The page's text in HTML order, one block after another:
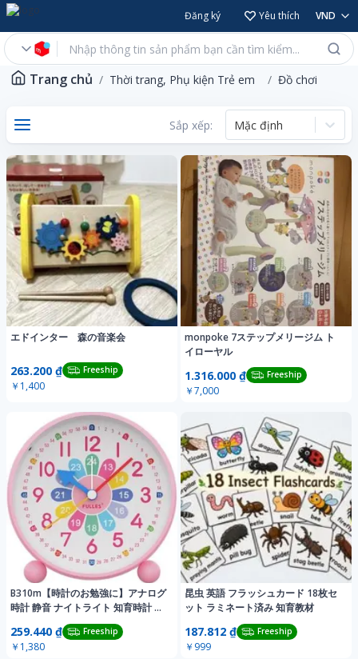
Đăng ký Yêu thích VND
Trang chủ Thời trang, Phụ kiện Trẻ em Đồ chơi
Sắp xếp: Mặc định
エドインター 森の音楽会
263.200 ₫ Freeship
￥1,400
monpoke 7ステップメリージム ト
イローヤル
1.316.000 ₫ Freeship
￥7,000
B310m【時計のお勉強に】アナログ
時計 静音 ナイトライト 知育時計 置
259.440 ₫ Freeship
￥1,380
昆虫 英語 フラッシュカード 18枚セ
ット ラミネート済み 知育教材
187.812 ₫ Freeship
￥999